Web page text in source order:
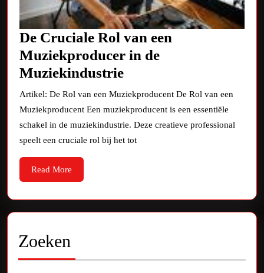
De Cruciale Rol van een
Muziekproducer in de
MuziekindustrieDe
Cruciale
Rol
van
een
de
Muziekindustrie
Artikel: De Rol van een Muziekproducent De Rol van een
Muziekproducent Een muziekproducent is een essentiële
schakel in de muziekindustrie. Deze creatieve professional
speelt een cruciale rol bij het tot
Read More
More
Zoeken